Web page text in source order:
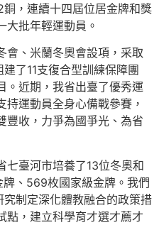
，連續十四屆位居金牌和獎
大批年輕運動員。
會、米蘭冬奧會設項，采取
了11支復合型訓練保障團
。近期，我省出臺了優秀運
運動員全身心備戰參賽，
豐收，力爭為國爭光、為省
七臺河市培養了13位冬奧和
、569枚國家級金牌。我們
究制定深化體教融合的政策措
點，建立科學育才選才薦才